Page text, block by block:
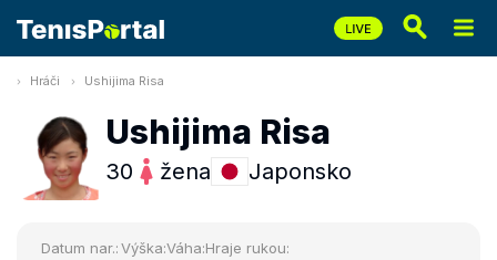
Hráči Ushijima Risa
Ushijima Risa
30 žena Japonsko
Datum nar.:Výška:Váha:Hraje rukou: